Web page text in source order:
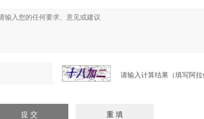
请输入计算结果（填写阿